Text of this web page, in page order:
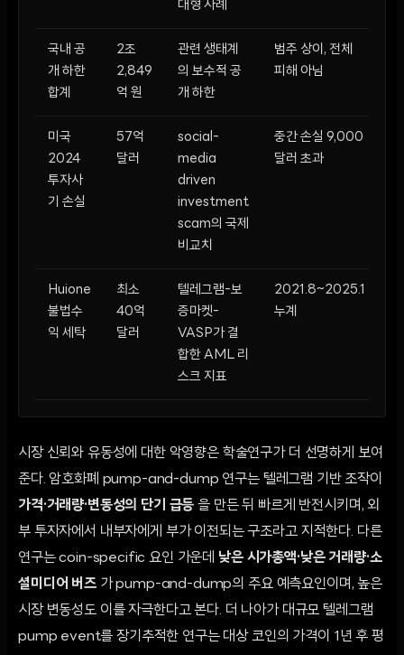
대형 사례
국내 공
개 하한
합계
2조
2,849
억 원
관련 생태계
의 보수적 공
개 하한
범주 상이, 전체
피해 아님
미국
2024
투자사
기 손실
57억
달러
social-
media
driven
investment
scam의 국제
비교치
중간 손실 9,000
달러 초과
Huione
불법수
익 세탁
최소
40억
달러
텔레그램-보
증마켓-
VASP가 결
합한 AML 리
스크 지표
2021.8~2025.1
누계
시장 신뢰와 유동성에 대한 악영향은 학술연구가 더 선명하게 보여
준다. 암호화폐 pump-and-dump 연구는 텔레그램 기반 조작이
가격·거래량·변동성의 단기 급등 을 만든 뒤 빠르게 반전시키며, 외
부 투자자에서 내부자에게 부가 이전되는 구조라고 지적한다. 다른
연구는 coin-specific 요인 가운데 낮은 시가총액·낮은 거래량·소
셜미디어 버즈가 pump-and-dump의 주요 예측요인이며, 높은
시장 변동성도 이를 자극한다고 본다. 더 나아가 대규모 텔레그램
pump event를 장기추적한 연구는 대상 코인의 가격이 1년 후 평